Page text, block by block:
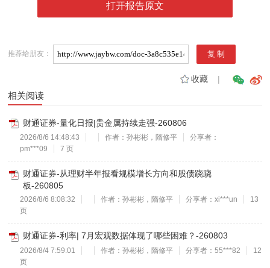
打开报告原文
推荐给朋友：
收藏|
相关阅读
财通证券-量化日报|贵金属持续走强-260806
2026/8/6 14:48:43 作者：孙彬彬，隋修平
分享者：
pm***09
7 页
财通证券-从理财半年报看规模增长方向和股债跷跷
板-260805
2026/8/6 8:08:32 作者：孙彬彬，隋修平 分享者：xi***un
13
页
财通证券-利率| 7月宏观数据体现了哪些困难？-260803
2026/8/4 7:59:01 作者：孙彬彬，隋修平 分享者：55***82
12
页